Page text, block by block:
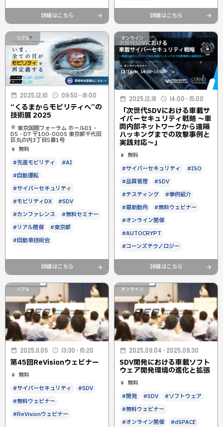
詳細はこちら 詳細はこちら
リアル
2025.12.10 09:50 - 18:00
“くるまからモビリティへ”の
技術展 2025
東京国際フォーラム ホールD1・
D5・D7 〒100-0005 東京都千代田
区丸の内3丁目5番1号
無料
#先進モビリティ
#AI
#自動運転
#サイバーセキュリティ
#モビリティDX
#SDV
#カンファレンス
#無料セミナー
#リアル開催
#東京都
#自動車技術会
詳細はこちら
オンライン
2025.12.18 14:00 - 15:00
「次世代SDVにおける車載サ
イバーセキュリティ戦略 ～車
両内部ネットワークから遠隔
ハッキングまでの攻撃事例と
実践対応～」
無料
#サイバーセキュリティ
#ISO
#品質管理
#SDV
#テスティング
#事例紹介
#最新動向
#無料ウェビナー
#オンライン開催
#AUTOCRYPT
#コーンズテクノロジー
詳細はこちら
リアル
2025.11.05 13:30 - 15:20
第45回ReVisionウェビナー
無料
#サイバーセキュリティ
#SDV
#無料ウェビナー
#ReVisionウェビナー
オンライン
2025.09.04 - 2025.09.30
SDV開発における車載ソフト
ウェア開発環境の進化と拡張
無料
#開発 #SDV
#ソフトウェア
#無料ウェビナー
#オンライン開催
#dSPACE